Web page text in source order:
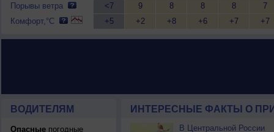
Порывы ветра
Комфорт,°C
<7
+5
9
+2
8
+8
8
+6
8
+7
7
+7
ВОДИТЕЛЯМ
Опасныепогодные
ИНТЕРЕСНЫЕ ФАКТЫ О
В Центральной России